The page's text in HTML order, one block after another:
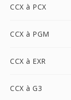
CCX à PCX
CCX à PGM
CCX à EXR
CCX à G3